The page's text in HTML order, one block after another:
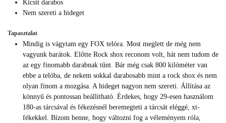
Kicsit darabos
Nem szereti a hideget
Tapasztalat
Mindig is vágytam egy FOX telóra. Most meglett de még nem
vagyunk barátok. Előtte Rock shox reconom volt, hát nem tudom de
az egy finomabb darabnak tűnt. Bár még csak 800 kilóméter van
ebbe a telóba, de nekem sokkal darabosabb mint a rock shox és nem
olyan finom a mozgása. A hideget nagyon nem szereti. Állítása az
könnyű és pontossan beállítható. Érdekes, hogy 29-esen használom
180-as tárcsával és fékezésnél beremegteti a tárcsát eléggé, xt-
fékekkel. Bízom benne, hogy változni fog a véleményem róla,